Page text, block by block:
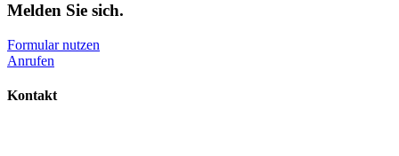
Melden Sie sich.
Formular nutzen
Anrufen
Kontakt